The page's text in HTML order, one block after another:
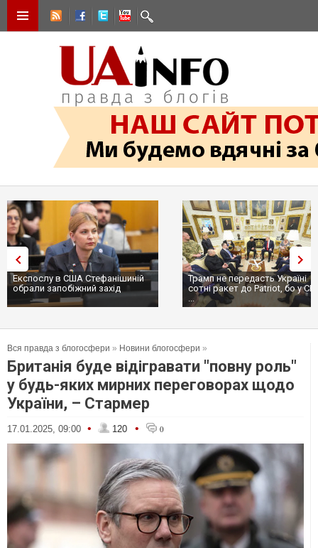
Експослу в США Стефанішиній
обрали запобіжний захід
Трамп не передасть Україні
сотні ракет до Patriot, бо у
...
Вся правда з блогосфери » Новини блогосфери »
Британія буде відігравати "повну роль"
у будь-яких мирних переговорах щодо
України, – Стармер
17.01.2025, 09:00 • 120 • 0